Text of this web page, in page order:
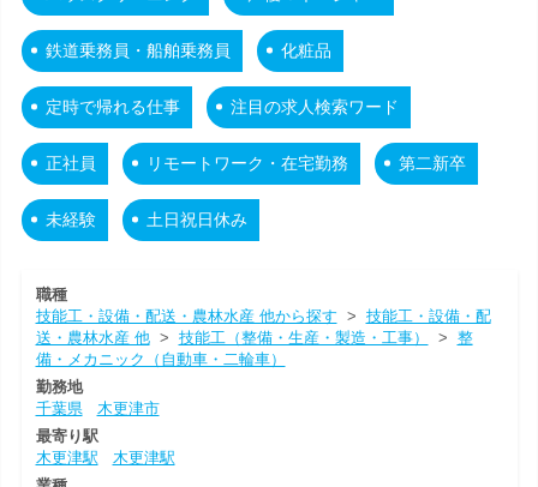
鉄道乗務員・船舶乗務員 化粧品
定時で帰れる仕事 注目の求人検索ワード
正社員 リモートワーク・在宅勤務 第二新卒
未経験 土日祝日休み
職種
技能工・設備・配送・農林水産 他から探す > 技能工・設備・配
送・農林水産 他> 技能工（整備・生産・製造・工事） > 整
備・メカニック（自動車・二輪車）
勤務地
千葉県
木更津市
最寄り駅
木更津駅
木更津駅